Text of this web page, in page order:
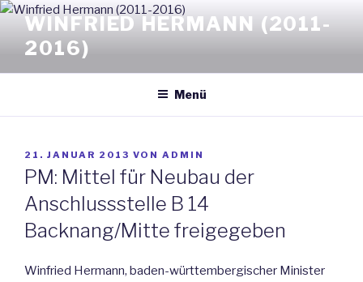
Zum
Inhalt
springen
WINFRIED HERMANN (2011-
2016)
Menü
VERÖFFENTLICHT
AM
21. JANUAR 2013 VON ADMIN
PM: Mittel für Neubau der
Anschlussstelle B 14
Backnang/Mitte freigegeben
Winfried Hermann, baden-württembergischer Minister